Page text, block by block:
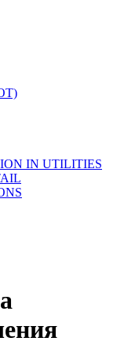
IN UTILITIES